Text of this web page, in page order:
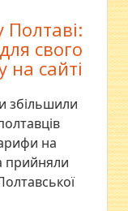
Полтаві:
свого
на сайті
збільшили
на
прийняли